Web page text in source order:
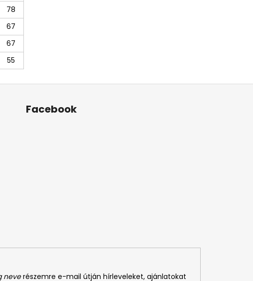
78
67
67
55
neverészemre e-mail útján hírleveleket, ajánlatokat
Facebook